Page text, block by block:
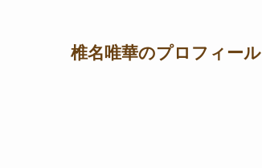
椎名唯華のプロフィール